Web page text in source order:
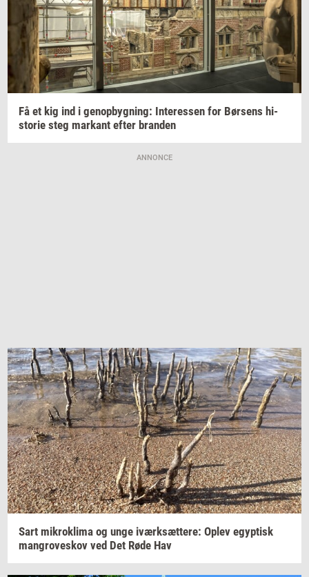
Få et kig ind i genop­byg­ning: In­ter­es­sen for Bør­sens hi­
sto­rie steg mar­kant efter bran­den
ANNONCE
Sart mi­krokli­ma og unge iværk­sæt­te­re: Oplev egyp­tisk
man­grove­skov ved Det Røde Hav